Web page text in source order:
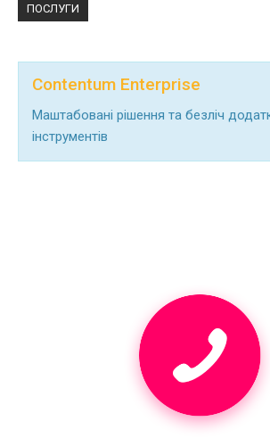
ПОСЛУГИ
Contentum Enterprise
Маштабовані рішення та безліч
інструментів